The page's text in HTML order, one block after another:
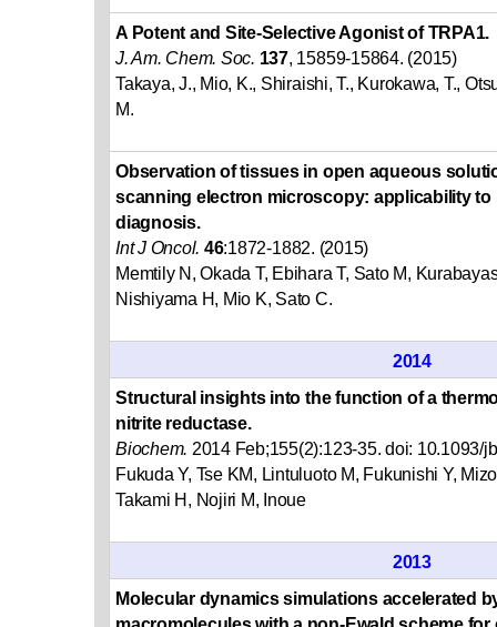
A Potent and Site-Selective Agonist of TRPA1.
J. Am. Chem. Soc. 137, 15859-15864. (2015)
Takaya, J., Mio, K., Shiraishi, T., Kurokawa, T.,
M.
Observation of tissues in open aqueous
scanning electron microscopy: applicability to
diagnosis.
Int J Oncol. 46:1872-1882. (2015)
Memtily N, Okada T, Ebihara T, Sato M,
Nishiyama H, Mio K, Sato C.
2014
Structural insights into the function of a
nitrite reductase.
Biochem. 2014 Feb;155(2):123-35. doi: 10.1093/
Fukuda Y, Tse KM, Lintuluoto M, Fukunishi Y,
Takami H, Nojiri M, Inoue
2013
Molecular dynamics simulations accelerated